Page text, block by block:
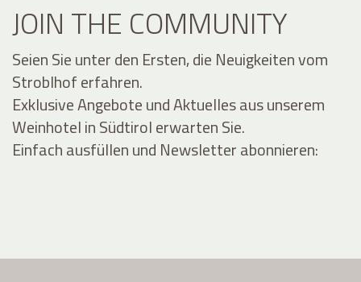
JOIN THE COMMUNITY
Seien Sie unter den Ersten, die Neuigkeiten vom
Stroblhof erfahren.
Exklusive Angebote und Aktuelles aus unserem
Weinhotel in Südtirol erwarten Sie.
Einfach ausfüllen und Newsletter abonnieren: